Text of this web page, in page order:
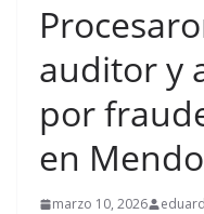
auditor y
por
en
marzo 10, 2026